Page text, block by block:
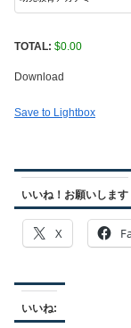
TOTAL: $0.00
Download
Save to Lightbox
いいね！お願いします
X
いいね: